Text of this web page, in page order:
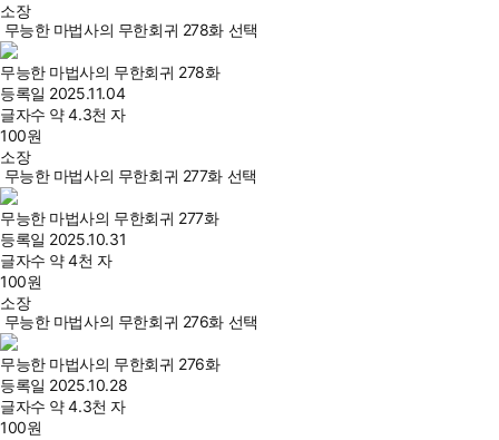
소장
무능한 마법사의 무한회귀 278화 선택
무능한 마법사의 무한회귀 278화
등록일 2025.11.04
글자수 약 4.3천 자
100원
소장
무능한 마법사의 무한회귀 277화 선택
무능한 마법사의 무한회귀 277화
등록일 2025.10.31
글자수 약 4천 자
100원
소장
무능한 마법사의 무한회귀 276화 선택
무능한 마법사의 무한회귀 276화
등록일 2025.10.28
글자수 약 4.3천 자
100원